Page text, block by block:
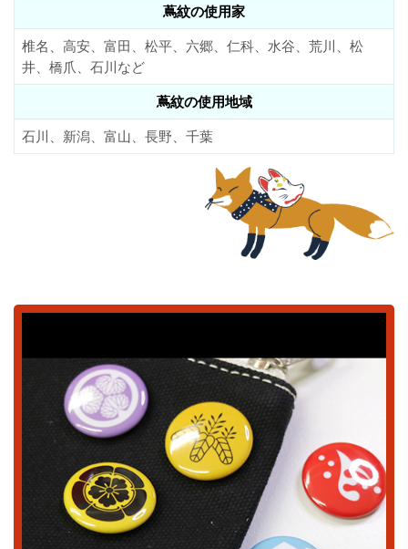
蔦紋の使用家
椎名、高安、富田、松平、六郷、仁科、水谷、荒川、松
井、橋爪、石川など
蔦紋の使用地域
石川、新潟、富山、長野、千葉